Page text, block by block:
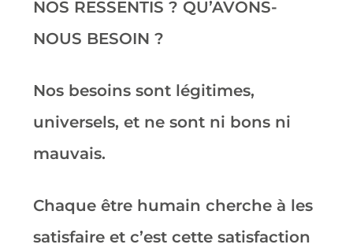
NOS RESSENTIS ? QU’AVONS-
NOUS BESOIN ?
Nos besoins sont légitimes,
universels, et ne sont ni bons ni
mauvais.
Chaque être humain cherche à les
satisfaire et c’est cette satisfaction